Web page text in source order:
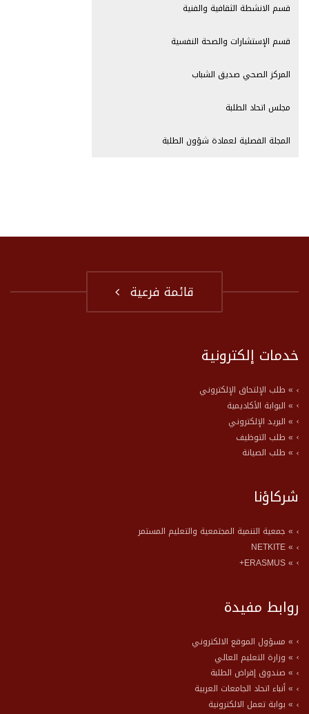
قسم الانشطة الثقافية والفنية
قسم الإستشارات والصحة النفسية
المركز الصحي صديق الشباب
مجلس اتحاد الطلبة
المجلة الفصلية لعمادة شؤون الطلبة
قائمة فرعية
خدمات إلكترونية
» طلب الإلتحاق الإلكتروني
» البوابة الأكاديمية
» البريد الإلكتروني
» طلب التوظيف
» طلب الصيانة
شركاؤنا
» جمعية التنمية المجتمعية والتعليم المستمر
» NETKITE
» ERASMUS+
روابط مفيدة
» مسؤول الموقع الالكتروني
» وزارة التعليم العالي
» صندوق إقراض الطلبة
» أنباء اتحاد الجامعات العربية
» بوابة تعمل الالكترونية